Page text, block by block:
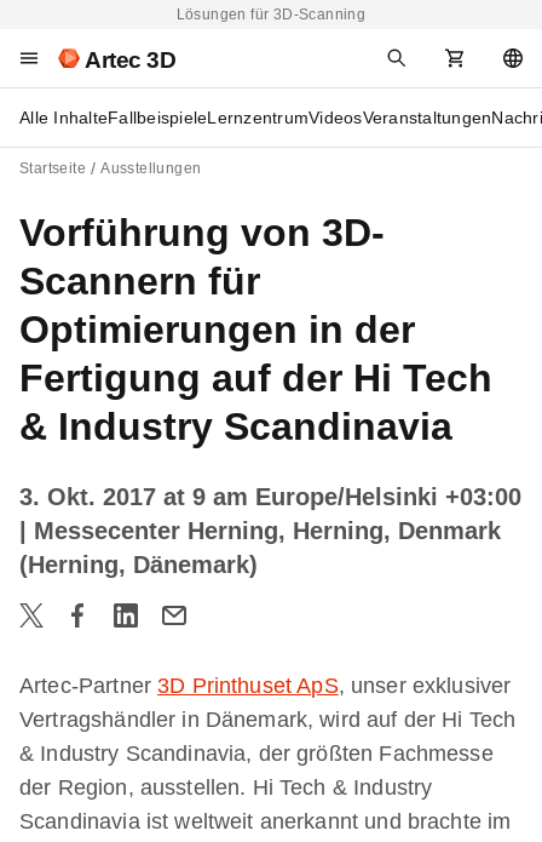
Lösungen für 3D-Scanning
Artec 3D
Alle InhalteFallbeispieleLernzentrumVideosVeranstaltungen
Startseite Ausstellungen
Vorführung von 3D-
Scannern für
Optimierungen in der
Fertigung auf der Hi Tech
& Industry Scandinavia
3. Okt. 2017 at 9 am Europe/Helsinki +03:00
| Messecenter Herning, Herning, Denmark
(Herning, Dänemark)
Artec-Partner3D Printhuset ApS, unser exklusiver
Vertragshändler in Dänemark, wird auf der Hi Tech
& Industry Scandinavia, der größten Fachmesse
der Region, ausstellen. Hi Tech & Industry
Scandinavia ist weltweit anerkannt und brachte im